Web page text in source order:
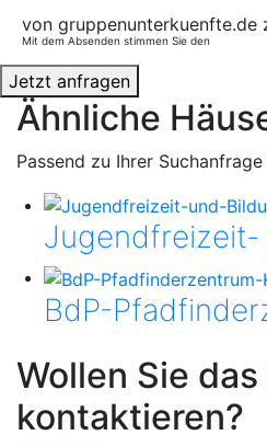
von gruppenunterkuenfte.de
Mit dem Absenden stimmen Sie den
Jetzt anfragen
Ähnliche
Passend zu Ihrer
BdP-
Wollen Sie
kontaktieren?